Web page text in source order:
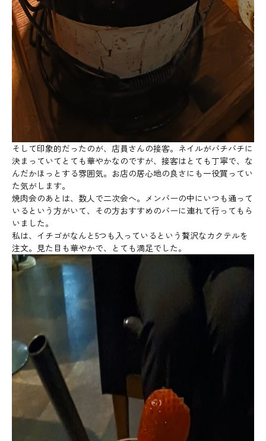
そして印象的だったのが、店員さんの接客。ネイルがバチバチに
決まっていてとても華やかなのですが、接客はとても丁寧で、な
んだかほっとする雰囲気。お店の居心地の良さにも一役買ってい
た気がします。
焼肉会のあとは、数人で二次会へ。メンバーの中にいつも通って
いるという方がいて、その方おすすめのバーに連れて行ってもら
いました。
私は、イチゴがなんと5つも入っているという贅沢なカクテルを
注文。見た目も華やかで、とても満足でした。